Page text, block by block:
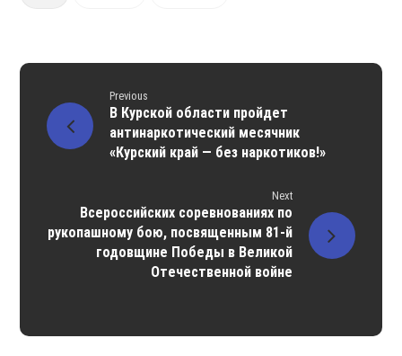
Previous
В Курской области пройдет
антинаркотический месячник
«Курский край — без наркотиков!»
Next
Всероссийских соревнованиях по
рукопашному бою, посвященным 81-й
годовщине Победы в Великой
Отечественной войне